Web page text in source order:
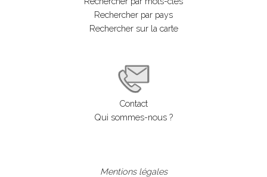
Rechercher par pays
Rechercher sur la carte
Contact
Qui sommes-nous ?
Mentions légales